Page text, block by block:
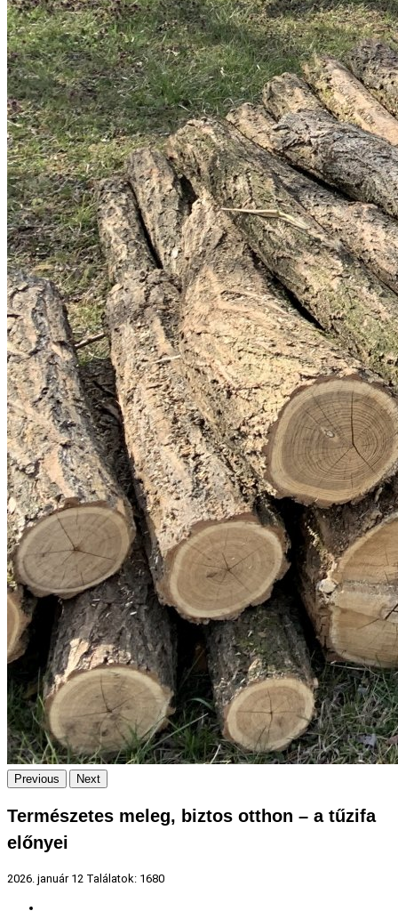
Previous Next
Természetes meleg, biztos otthon – a tűzifa
előnyei
2026. január 12 Találatok: 1680